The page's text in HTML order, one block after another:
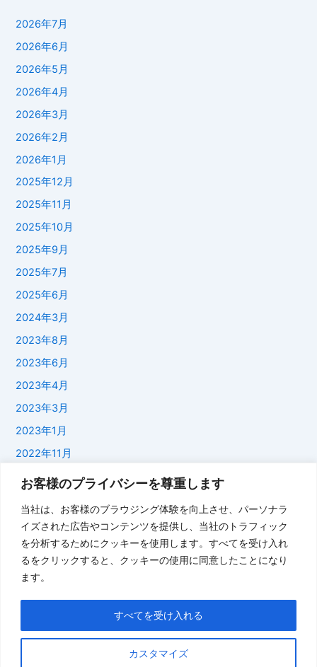
お客様のプライバシーを尊重します
当社は、お客様のブラウジング体験を向上させ、パーソナラ
イズされた広告やコンテンツを提供し、当社のトラフィック
を分析するためにクッキーを使用します。すべてを受け入れ
るをクリックすると、クッキーの使用に同意したことになり
ます。
カスタマイズ
すべてを受け入れる
2026年7月
2026年6月
2026年5月
2026年4月
2026年3月
2026年2月
2026年1月
2025年12月
2025年11月
2025年10月
2025年9月
2025年7月
2025年6月
2024年3月
2023年8月
2023年6月
2023年4月
2023年3月
2023年1月
2022年11月
2022年1月
2021年9月
2021年7月
2021年6月